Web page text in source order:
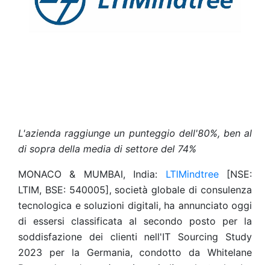
L'azienda raggiunge un punteggio dell'80%, ben al
di sopra della media di settore del 74%
MONACO & MUMBAI, India: LTIMindtree[NSE:
LTIM, BSE: 540005], società globale di consulenza
tecnologica e soluzioni digitali, ha annunciato oggi
di essersi classificata al secondo posto per la
soddisfazione dei clienti nell'IT Sourcing Study
2023 per la Germania, condotto da Whitelane